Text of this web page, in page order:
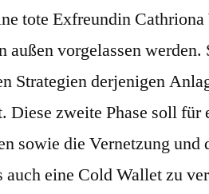
tote Exfreundin
außen vorgelassen
Strategien derjenigen
Diese zweite Phase soll für
sowie die Vernetzung
auch eine Cold Wallet zu